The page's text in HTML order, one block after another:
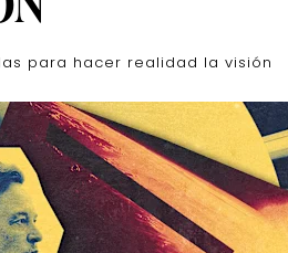
para hacer realidad la visión